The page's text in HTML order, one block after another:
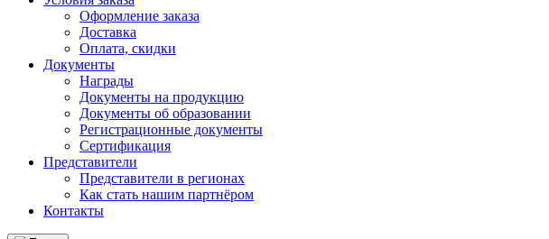
Оформление заказа
Доставка
Оплата, скидки
Документы
Награды
Документы на продукцию
Документы об образовании
Регистрационные документы
Сертификация
Представители
Представители в регионах
Как стать нашим партнёром
Контакты